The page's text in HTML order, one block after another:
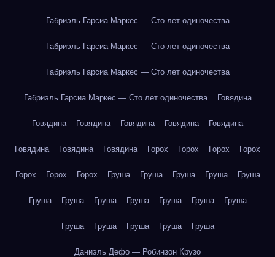
Габриэль Гарсиа Маркес — Сто лет одиночества
Габриэль Гарсиа Маркес — Сто лет одиночества
Габриэль Гарсиа Маркес — Сто лет одиночества
Габриэль Гарсиа Маркес — Сто лет одиночества Говядина
Говядина Говядина Говядина Говядина Говядина
Говядина Говядина Говядина Горох Горох Горох Горох
Горох Горох Горох Груша Груша Груша Груша Груша
Груша Груша Груша Груша Груша Груша Груша
Груша Груша Груша Груша Груша
Даниэль Дефо — Робинзон Крузо